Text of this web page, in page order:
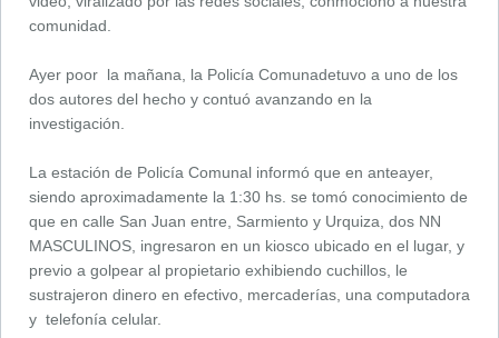
comunidad.
Ayer poor la mañana, la Policía Comunadetuvo a uno de los
dos autores del hecho y contuó avanzando en la
investigación.
La estación de Policía Comunal informó que en anteayer,
siendo aproximadamente la 1:30 hs. se tomó conocimiento de
que en calle San Juan entre, Sarmiento y Urquiza, dos NN
MASCULINOS, ingresaron en un kiosco ubicado en el lugar, y
previo a golpear al propietario exhibiendo cuchillos, le
sustrajeron dinero en efectivo, mercaderías, una computadora
y telefonía celular.